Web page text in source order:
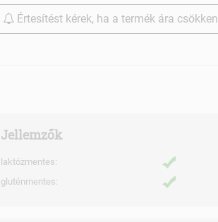
Értesítést kérek, ha a termék ára csökken
Jellemzők
laktózmentes:
gluténmentes: